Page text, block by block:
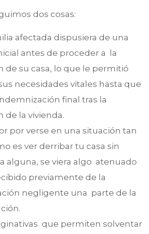
dos cosas:
afectada dispusiera de una
antes de proceder a la
de su casa, lo que le permitió
necesidades vitales hasta que
final tras la
de la vivienda.
por verse en una situación tan
es ver derribar tu casa sin
alguna, se viera algo atenuado
previamente de la
negligente una parte de la
que permiten solventar